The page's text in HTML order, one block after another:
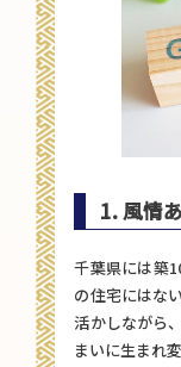
1. 風情
千葉県には築
の住宅にはな
活かしながら
まいに生まれ